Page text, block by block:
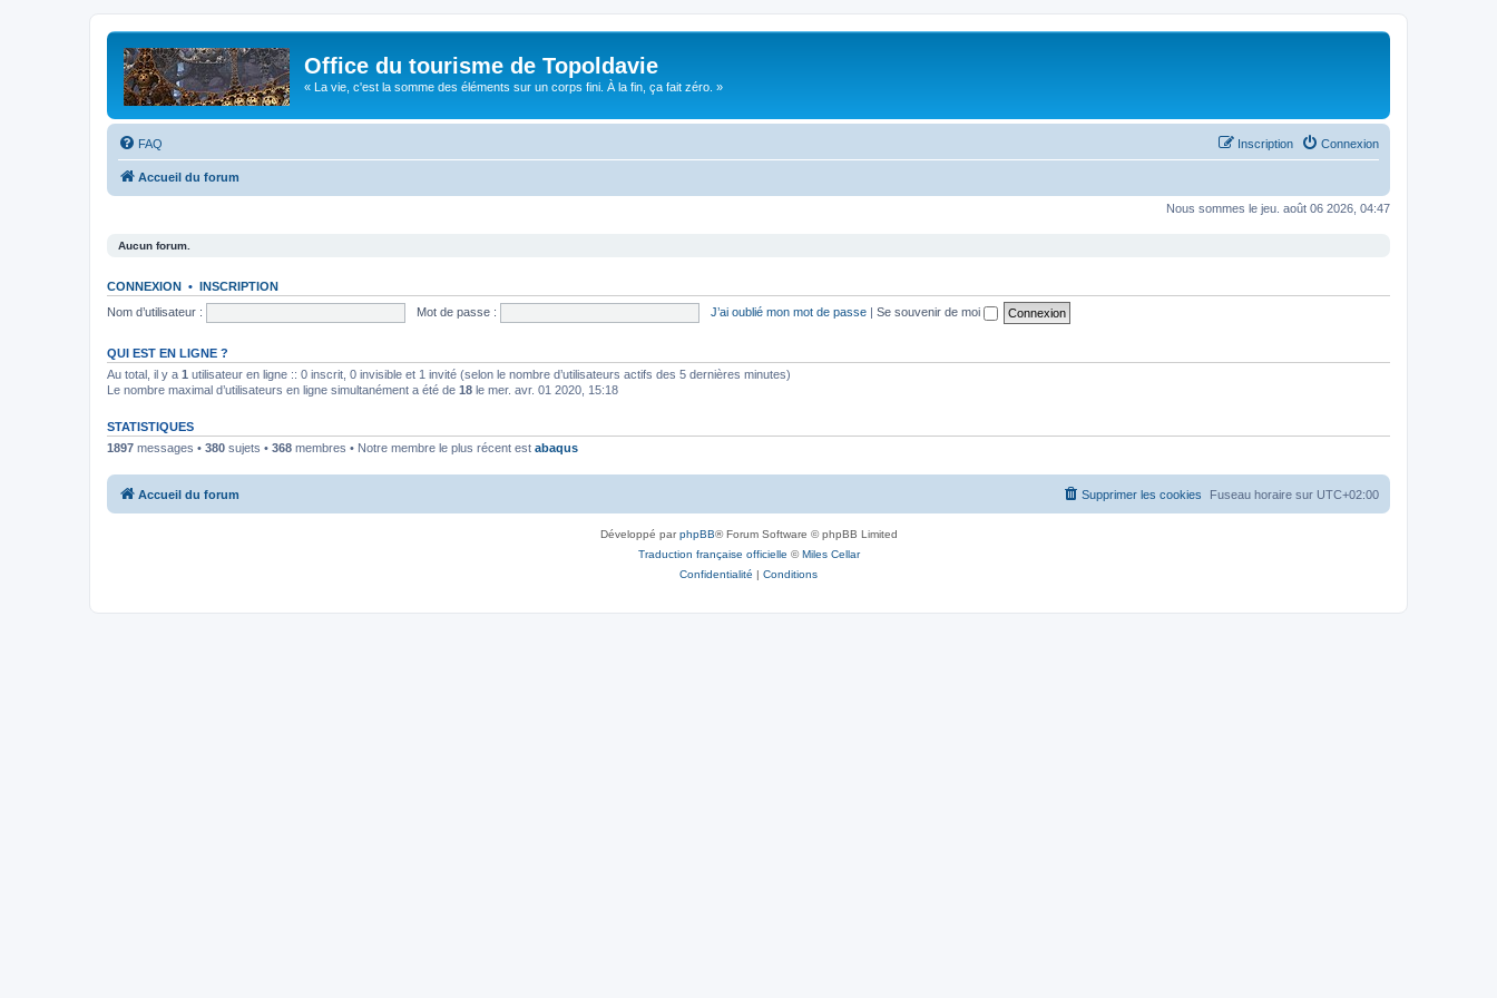
Office du tourisme de Topoldavie
« La vie, c'est la somme des éléments sur un corps fini. À la fin, ça fait zéro. »
FAQ Connexion
Inscription
Accueil du forum
Nous sommes le jeu. août 06 2026, 04:47
Aucun forum.
CONNEXION • INSCRIPTION
Nom d’utilisateur :
Mot de passe : J’ai oublié mon mot de passe | Se souvenir de moi
QUI EST EN LIGNE ?
Au total, il y a 1 utilisateur en ligne :: 0 inscrit, 0 invisible et 1 invité (selon le nombre d’utilisateurs actifs des 5 dernières minutes)
Le nombre maximal d’utilisateurs en ligne simultanément a été de 18 le mer. avr. 01 2020, 15:18
STATISTIQUES
1897 messages • 380 sujets • 368 membres • Notre membre le plus récent est abaqus
Accueil du forum Fuseau horaire sur UTC+02:00
Supprimer les cookies
Développé parphpBB® Forum Software © phpBB Limited
Traduction française officielle ©Miles Cellar
Confidentialité | Conditions